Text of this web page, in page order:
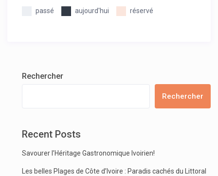
passé aujourd'hui réservé
Rechercher
Rechercher
Recent Posts
Savourer l’Héritage Gastronomique Ivoirien!
Les belles Plages de Côte d’Ivoire : Paradis cachés du Littoral